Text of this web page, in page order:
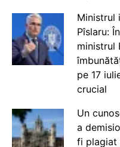
Ministrul
Pîslaru:
ministrul
pe 17
crucial
Un
a
fi plagiat